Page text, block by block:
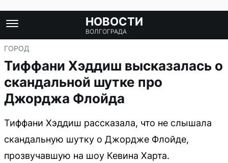
НОВОСТИ
ВОЛГОГРАДА
ГОРОД
Тиффани Хэддиш высказалась о
скандальной шутке про
Джорджа Флойда
Тиффани Хэддиш рассказала, что не слышала
скандальную шутку о Джордже Флойде,
прозвучавшую на шоу Кевина Харта.